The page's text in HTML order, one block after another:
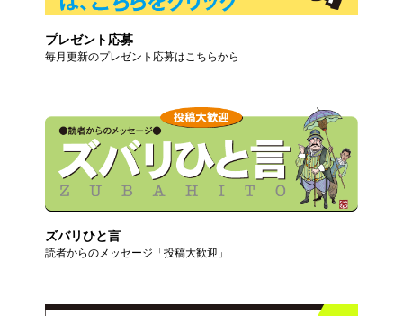
プレゼント応募
毎月更新のプレゼント応募はこちらから
ズバリひと言
読者からのメッセージ「投稿大歓迎」